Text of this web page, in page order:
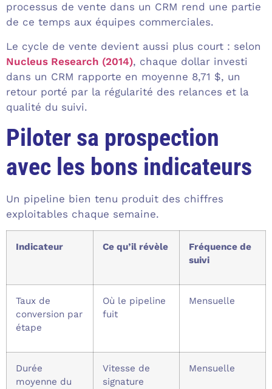
processus de vente dans un CRM rend une partie
de ce temps aux équipes commerciales.
Le cycle de vente devient aussi plus court : selon
Nucleus Research (2014), chaque dollar investi
dans un CRM rapporte en moyenne 8,71 $, un
retour porté par la régularité des relances et la
qualité du suivi.
Piloter sa prospection
avec les bons indicateurs
Un pipeline bien tenu produit des chiffres
exploitables chaque semaine.
Indicateur Ce qu’il révèle
Fréquence de
suivi
Taux de
conversion par
étape
Où le pipeline
fuit
Mensuelle
Durée
moyenne du
Vitesse de
signature
Mensuelle